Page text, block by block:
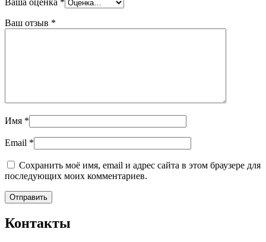
Ваш отзыв *
Имя *
Email *
Сохранить моё имя, email и адрес сайта в этом браузере для
последующих моих комментариев.
Контакты